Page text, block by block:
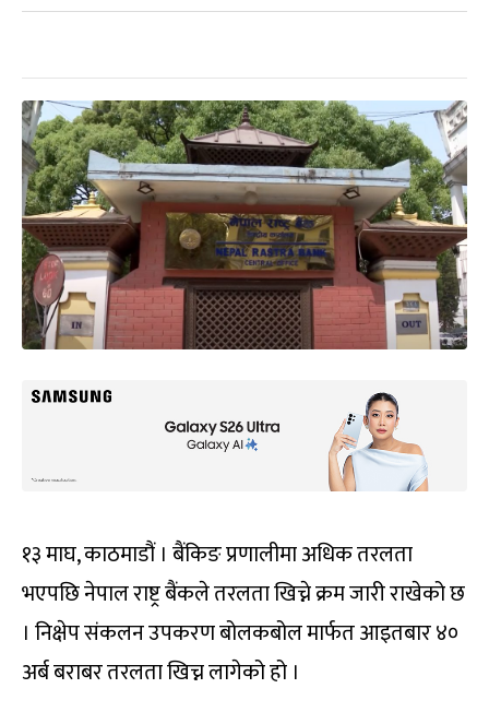
१३ माघ, काठमाडौं । बैंकिङ प्रणालीमा अधिक तरलता
भएपछि नेपाल राष्ट्र बैंकले तरलता खिच्ने क्रम जारी राखेको छ
। निक्षेप संकलन उपकरण बोलकबोल मार्फत आइतबार ४०
अर्ब बराबर तरलता खिच्न लागेको हो ।